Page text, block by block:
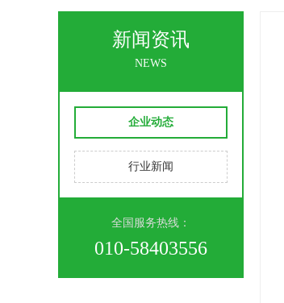
新闻资讯
NEWS
企业动态
行业新闻
全国服务热线：
010-58403556